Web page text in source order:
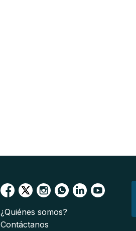
¿Quiénes somos?
Contáctanos